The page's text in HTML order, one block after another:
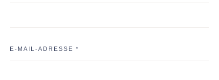
E-MAIL-ADRESSE *